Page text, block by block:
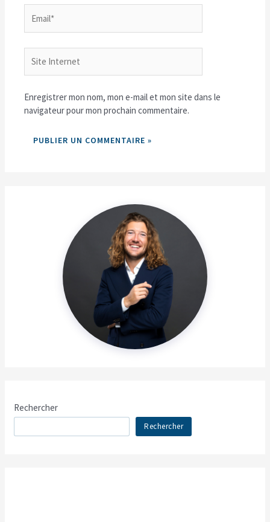
Internet
Enregistrer mon nom, mon e-mail et mon site dans le
navigateur pour mon prochain commentaire.
Rechercher
Rechercher